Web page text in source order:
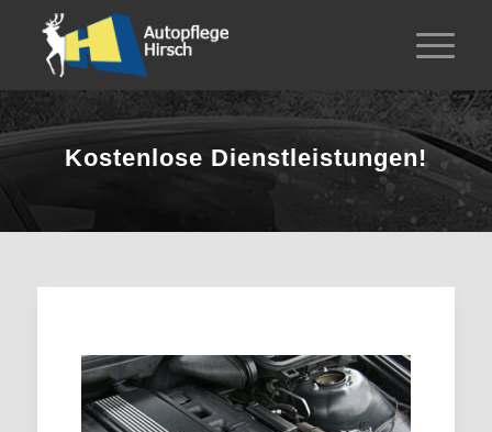
Kostenlose Dienstleistungen!